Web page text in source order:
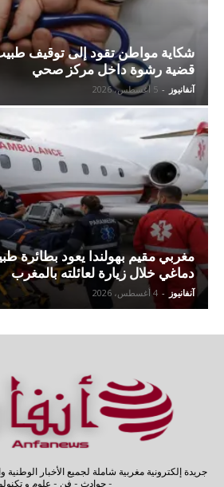
شكاية مواطن تقود إلى توقيف
قضية رشوة داخل مركز صحي
آنفانيوز - 5 أغسطس، 2026
مغربي مقيم بهولندا يعود بطائرة
دماغي خلال زيارة لعائلته بالمغرب
آنفانيوز - 4 أغسطس، 2026
جريدة إلكترونية مغربية شاملة لجميع الأخبار
- حوادث - فن - علوم و